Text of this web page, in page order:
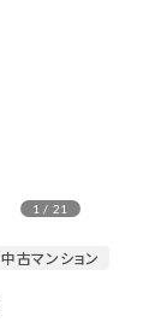
中古マンション
1 / 21